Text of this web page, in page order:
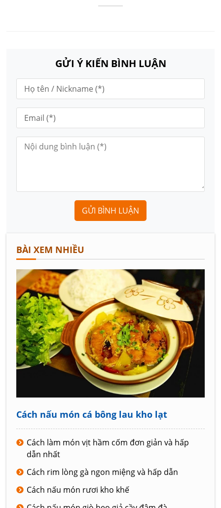
GỬI Ý KIẾN BÌNH LUẬN
GỬI BÌNH LUẬN
BÀI XEM NHIỀU
Cách nấu món cá bông lau kho lạt
Cách làm món vịt hầm cốm đơn giản và hấp
dẫn nhất
Cách rim lòng gà ngon miệng và hấp dẫn
Cách nấu món rươi kho khế